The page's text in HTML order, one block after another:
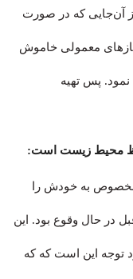
آن‌جایی که در صورت
معمولی خاموش
نمود. پس تهیه
مخصوص به خودش را
در حال وقوع بود. این
توجه این است که که